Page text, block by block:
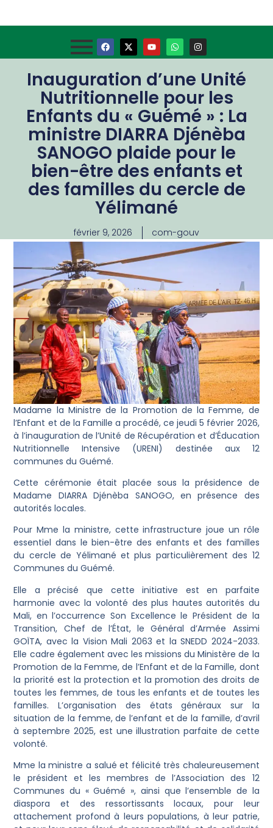
Inauguration d’une Unité
Nutritionnelle pour les
Enfants du « Guémé » : La
ministre DIARRA Djénèba
SANOGO plaide pour le
bien-être des enfants et
des familles du cercle de
Yélimané
février 9, 2026 com-gouv
Madame la Ministre de la Promotion de la Femme, de
l’Enfant et de la Famille a procédé, ce jeudi 5 février 2026,
à l’inauguration de l’Unité de Récupération et d’Éducation
Nutritionnelle Intensive (URENI) destinée aux 12
communes du Guémé.
Cette cérémonie était placée sous la présidence de
Madame DIARRA Djénèba SANOGO, en présence des
autorités locales.
Pour Mme la ministre, cette infrastructure joue un rôle
essentiel dans le bien-être des enfants et des familles
du cercle de Yélimané et plus particulièrement des 12
Communes du Guémé.
Elle a précisé que cette initiative est en parfaite
harmonie avec la volonté des plus hautes autorités du
Mali, en l’occurrence Son Excellence le Président de la
Transition, Chef de l’État, le Général d’Armée Assimi
GOÏTA, avec la Vision Mali 2063 et la SNEDD 2024-2033.
Elle cadre également avec les missions du Ministère de la
Promotion de la Femme, de l’Enfant et de la Famille, dont
la priorité est la protection et la promotion des droits de
toutes les femmes, de tous les enfants et de toutes les
familles. L’organisation des états généraux sur la
situation de la femme, de l’enfant et de la famille, d’avril
à septembre 2025, est une illustration parfaite de cette
volonté.
Mme la ministre a salué et félicité très chaleureusement
le président et les membres de l’Association des 12
Communes du « Guémé », ainsi que l’ensemble de la
diaspora et des ressortissants locaux, pour leur
attachement profond à leurs populations, à leur patrie,